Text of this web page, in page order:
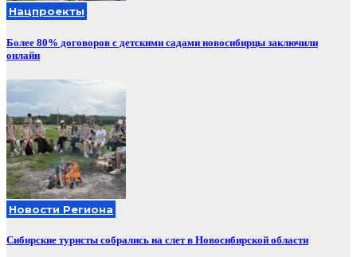
Нацпроекты
Более 80% договоров с детскими садами новосибирцы заключили
онлайн
Новости Региона
Сибирские туристы собрались на слет в Новосибирской области